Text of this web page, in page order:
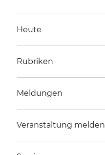
Heute
Rubriken
Meldungen
Veranstaltung melden